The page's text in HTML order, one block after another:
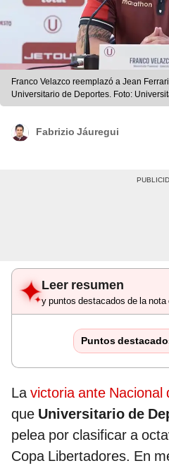
Franco Velazco reemplazó a Jean
Universitario de Deportes. Foto:
Fabrizio Jáuregui
Leer resumen
y puntos destacados de la nota
Puntos
Lavictoria ante Nacional
que Universitario de
pelea por clasificar a
Copa Libertadores. En